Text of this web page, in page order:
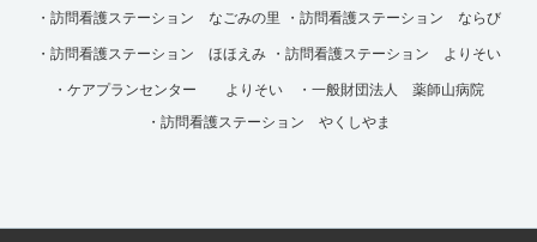
・訪問看護ステーション なごみの里 ・訪問看護ステーション ならび
・訪問看護ステーション ほほえみ ・訪問看護ステーション よりそい
・ケアプランセンター よりそい
・一般財団法人 薬師山病院
・訪問看護ステーション やくしやま